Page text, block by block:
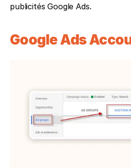
publicités Google Ads.
Google Ads